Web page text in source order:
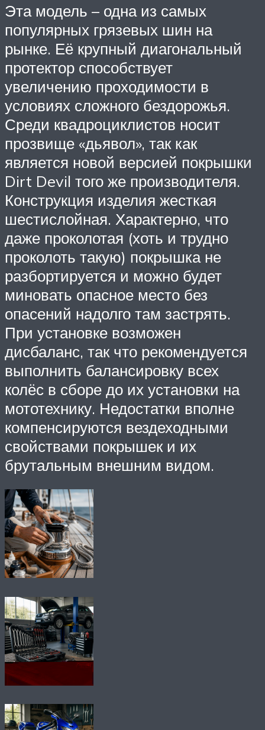
Эта модель – одна из самых
популярных грязевых шин на
рынке. Её крупный диагональный
протектор способствует
увеличению проходимости в
условиях сложного бездорожья.
Среди квадроциклистов носит
прозвище «дьявол», так как
является новой версией покрышки
Dirt Devil того же производителя.
Конструкция изделия жесткая
шестислойная. Характерно, что
даже проколотая (хоть и трудно
проколоть такую) покрышка не
разбортируется и можно будет
миновать опасное место без
опасений надолго там застрять.
При установке возможен
дисбаланс, так что рекомендуется
выполнить балансировку всех
колёс в сборе до их установки на
мототехнику. Недостатки вполне
компенсируются вездеходными
свойствами покрышек и их
брутальным внешним видом.